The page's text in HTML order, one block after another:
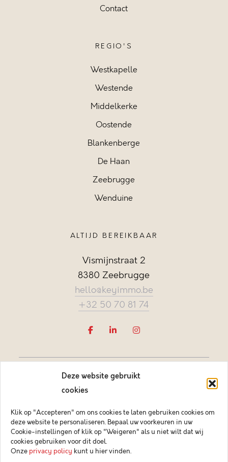
Deze website gebruikt
cookies
Klik op "Accepteren" om ons cookies te laten gebruiken cookies om
deze website te personaliseren. Bepaal uw voorkeuren in uw
Cookie-instellingen of klik op "Weigeren" als u niet wilt dat wij
cookies gebruiken voor dit doel.
Onze privacy policy kunt u hier vinden.
Contact
REGIO'S
Westkapelle
Westende
Middelkerke
Oostende
Blankenberge
De Haan
Zeebrugge
Wenduine
ALTIJD BEREIKBAAR
Vismijnstraat 2
8380 Zeebrugge
hello@keyimmo.be
+32 50 70 81 74
Vastgoedmakelaar-bemiddelaar BIV België BIV 505084
Ondernemingsnummer BTW-BE 0878.744.081 BA &
borgstelling via NV AXA Belgium (polisnr. 730.390.160)